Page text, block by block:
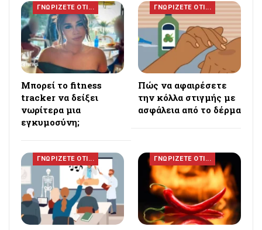
ΓΝΩΡΙΖΕΤΕ ΟΤΙ...
Μπορεί το fitness
tracker να δείξει
νωρίτερα μια
εγκυμοσύνη;
ΓΝΩΡΙΖΕΤΕ ΟΤΙ...
Πώς να αφαιρέσετε
την κόλλα στιγμής με
ασφάλεια από το δέρμα
ΓΝΩΡΙΖΕΤΕ ΟΤΙ... ΓΝΩΡΙΖΕΤΕ ΟΤΙ...